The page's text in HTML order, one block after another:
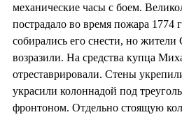
механические часы с боем.
пострадало во время пожара 1774
собирались его снести, но жители
возразили. На средства купца
отреставрировали. Стены
украсили колоннадой под
фронтоном. Отдельно стоящую